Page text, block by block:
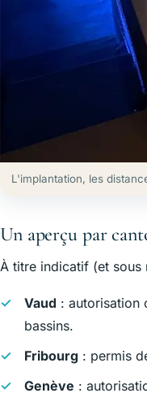
L'implantation, les
Un aperçu par
À titre indicatif (et sous
Vaud : autorisation
bassins.
Fribourg : permis
Genève :